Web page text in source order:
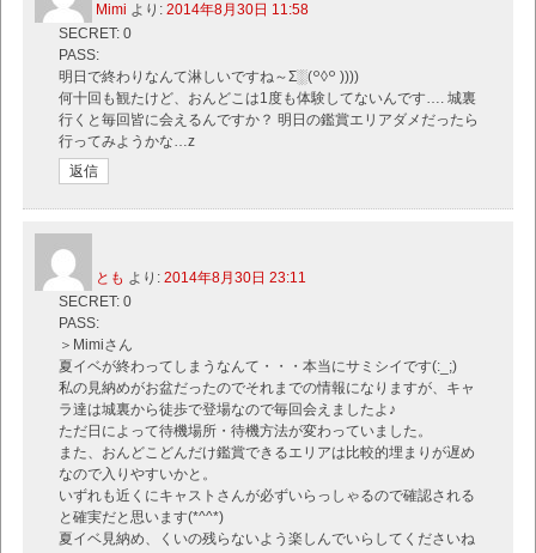
Mimi より: 2014年8月30日 11:58
SECRET: 0
PASS:
明日で終わりなんて淋しいですね～Σ░(꒪◊꒪ ))))
何十回も観たけど、おんどこは1度も体験してないんです…. 城裏
行くと毎回皆に会えるんですか？ 明日の鑑賞エリアダメだったら
行ってみようかな…z
返信
とも より: 2014年8月30日 23:11
SECRET: 0
PASS:
＞Mimiさん
夏イベが終わってしまうなんて・・・本当にサミシイです(:_;)
私の見納めがお盆だったのでそれまでの情報になりますが、キャ
ラ達は城裏から徒歩で登場なので毎回会えましたよ♪
ただ日によって待機場所・待機方法が変わっていました。
また、おんどこどんだけ鑑賞できるエリアは比較的埋まりが遅め
なので入りやすいかと。
いずれも近くにキャストさんが必ずいらっしゃるので確認される
と確実だと思います(*^^*)
夏イベ見納め、くいの残らないよう楽しんでいらしてくださいね